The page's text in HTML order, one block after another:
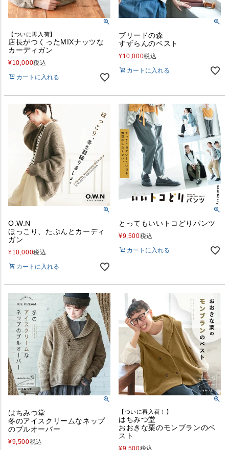
【ついに再入荷】
店長がつくったMIXナッツな
カーディガン
¥10,000税込
カートに入れる
ブリードの森
すずらんのベスト
¥10,000税込
カートに入れる
O.W.N
ほっこり、たぷんとカーディ
ガン
¥10,000税込
カートに入れる
とってもいいトコどりパンツ
¥9,500税込
カートに入れる
はちみつ堂
冬のアイスクリームなネップ
のプルオーバー
¥9,500税込
【ついに再入荷！】
はちみつ堂
おおきな栗のモンブランのベ
スト
¥9,500税込